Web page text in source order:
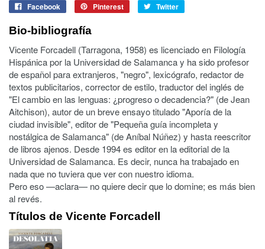
Facebook Pinterest Twitter
Bio-bibliografía
Vicente Forcadell (Tarragona, 1958) es licenciado en Filología
Hispánica por la Universidad de Salamanca y ha sido profesor
de español para extranjeros, "negro", lexicógrafo, redactor de
textos publicitarios, corrector de estilo, traductor del inglés de
"El cambio en las lenguas: ¿progreso o decadencia?" (de Jean
Aitchison), autor de un breve ensayo titulado "Aporía de la
ciudad invisible", editor de "Pequeña guía incompleta y
nostálgica de Salamanca" (de Aníbal Núñez) y hasta reescritor
de libros ajenos. Desde 1994 es editor en la editorial de la
Universidad de Salamanca. Es decir, nunca ha trabajado en
nada que no tuviera que ver con nuestro idioma.
Pero eso —aclara— no quiere decir que lo domine; es más bien
al revés.
Títulos de Vicente Forcadell